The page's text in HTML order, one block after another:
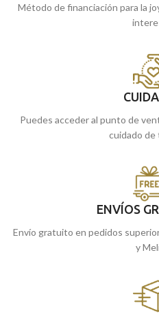
Método de financiación para la
Puedes acceder al punto de
cuidado de
ENVÍOS
Envío gratuito en pedidos
y